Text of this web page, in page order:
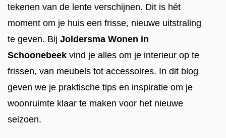
tekenen van de lente verschijnen. Dit is hét
moment om je huis een frisse, nieuwe uitstraling
te geven. Bij Joldersma Wonen in
Schoonebeek vind je alles om je interieur op te
frissen, van meubels tot accessoires. In dit blog
geven we je praktische tips en inspiratie om je
woonruimte klaar te maken voor het nieuwe
seizoen.